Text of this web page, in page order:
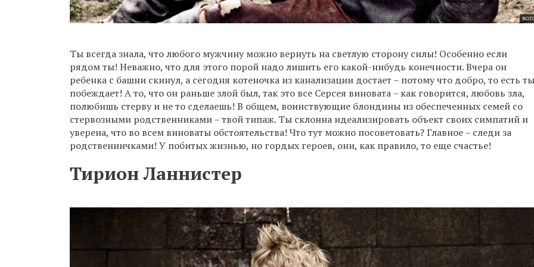
Ты всегда знала, что любого мужчину можно вернуть на светлую сторону силы! Особенно если
рядом ты! Неважно, что для этого порой надо лишить его какой-нибудь конечности. Вчера он
ребенка с башни скинул, а сегодня котеночка из канализации достает – потому что добро, то есть
побеждает! А то, что он раньше злой был, так это все Серсея виновата – как говорится, любовь зла,
полюбишь стерву и не то сделаешь! В общем, воинствующие блондины из обеспеченных семей со
стервозными родственниками – твой типаж. Ты склонна идеализировать объект своих симпатий и
уверена, что во всем виноваты обстоятельства! Что тут можно посоветовать? Главное – следи за
родственничками! У побитых жизнью, но гордых героев, они, как правило, то еще счастье!
Тирион Ланнистер